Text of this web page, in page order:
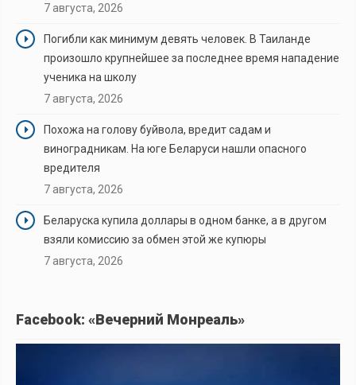
7 августа, 2026
Погибли как минимум девять человек. В Таиланде
произошло крупнейшее за последнее время нападение
ученика на школу
7 августа, 2026
Похожа на голову буйвола, вредит садам и
виноградникам. На юге Беларуси нашли опасного
вредителя
7 августа, 2026
Беларуска купила доллары в одном банке, а в другом
взяли комиссию за обмен этой же купюры
7 августа, 2026
Facebook: «Вечерний Монреаль»